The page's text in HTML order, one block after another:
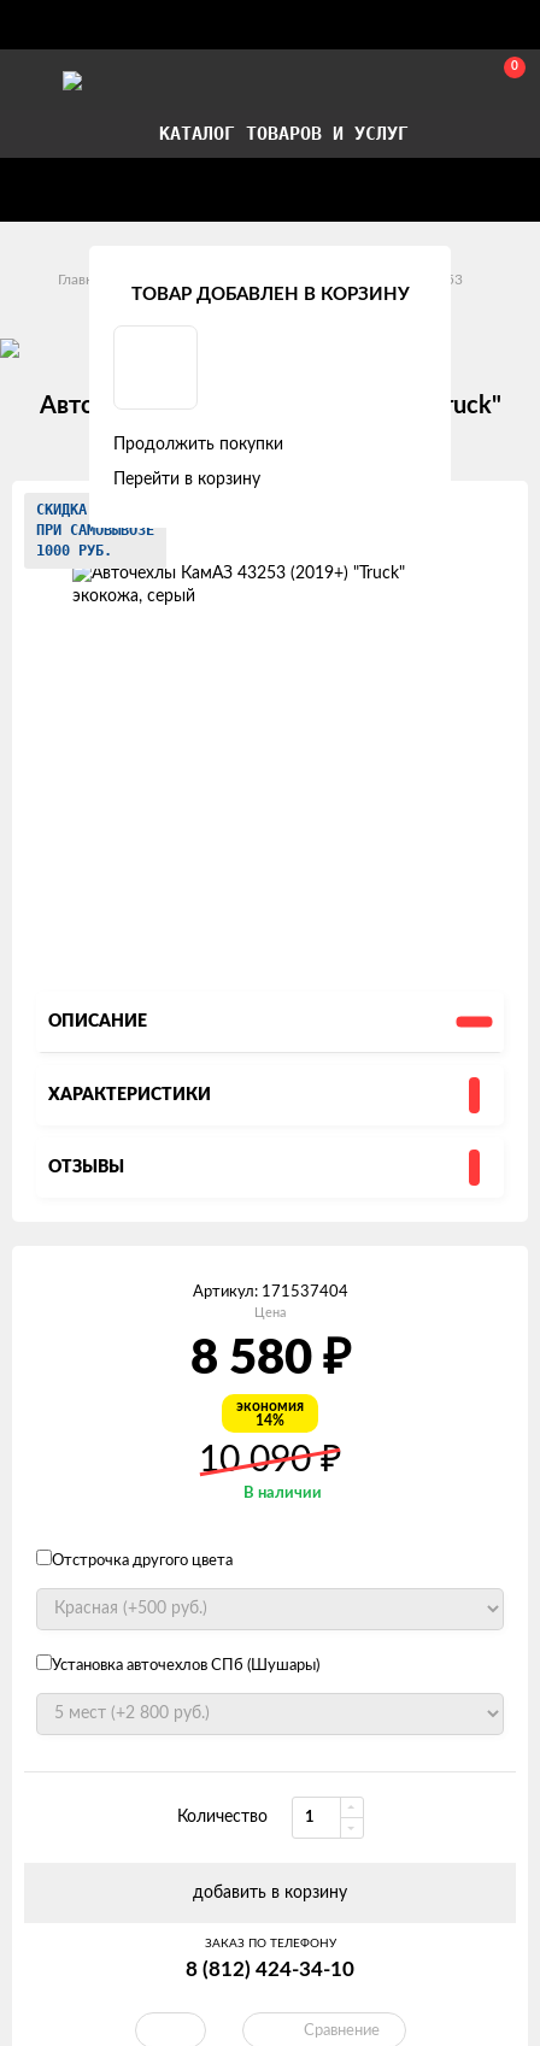
0
КАТАЛОГ ТОВАРОВ И УСЛУГ
Главная 43253
Авточехлы КамАЗ 43253 (2019+) "Truck"
экокожа, серый
Изображения
товаров
СКИДКА
ПРИ САМОВЫВОЗЕ
1000 РУБ.
ОПИСАНИЕ
ХАРАКТЕРИСТИКИ
ОТЗЫВЫ
Артикул: 171537404
Цена
8 580 ₽
экономия
14%
10 090₽
В наличии
Отстрочка другого цвета
Установка авточехлов СПб (Шушары)
Количество
добавить в корзину
ЗАКАЗ ПО ТЕЛЕФОНУ
8 (812) 424-34-10
Сравнение
ТОВАР ДОБАВЛЕН В КОРЗИНУ
Продолжить покупки
Перейти в корзину